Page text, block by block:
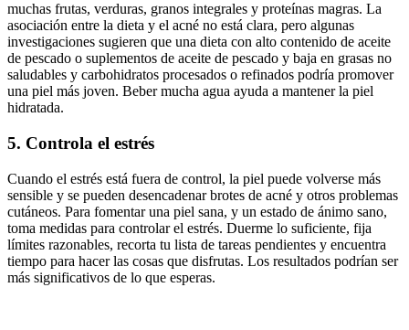
muchas frutas, verduras, granos integrales y proteínas magras. La
asociación entre la dieta y el acné no está clara, pero algunas
investigaciones sugieren que una dieta con alto contenido de aceite
de pescado o suplementos de aceite de pescado y baja en grasas no
saludables y carbohidratos procesados o refinados podría promover
una piel más joven. Beber mucha agua ayuda a mantener la piel
hidratada.
5. Controla el estrés
Cuando el estrés está fuera de control, la piel puede volverse más
sensible y se pueden desencadenar brotes de acné y otros problemas
cutáneos. Para fomentar una piel sana, y un estado de ánimo sano,
toma medidas para controlar el estrés. Duerme lo suficiente, fija
límites razonables, recorta tu lista de tareas pendientes y encuentra
tiempo para hacer las cosas que disfrutas. Los resultados podrían ser
más significativos de lo que esperas.